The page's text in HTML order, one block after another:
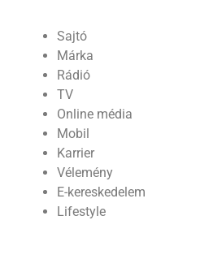
Sajtó
Márka
Rádió
TV
Online média
Mobil
Karrier
Vélemény
E-kereskedelem
Lifestyle